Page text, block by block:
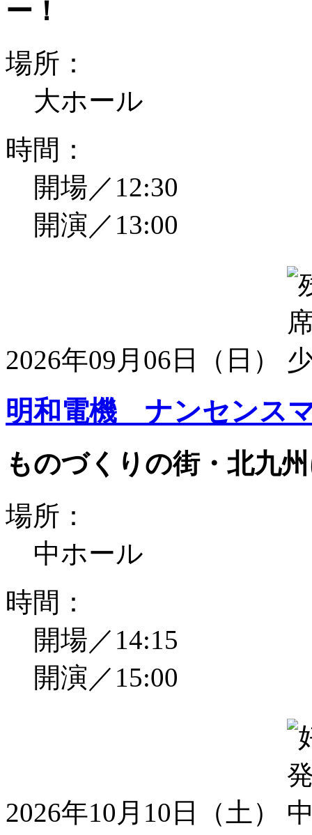
ー！
場所：
大ホール
時間：
開場／12:30
開演／13:00
2026年09月06日（日）
明和電機 ナンセンス
ものづくりの街・北九
場所：
中ホール
時間：
開場／14:15
開演／15:00
2026年10月10日（土）